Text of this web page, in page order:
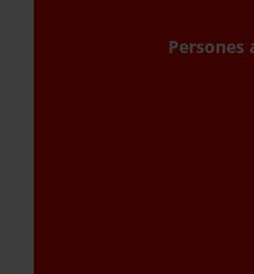
Persones